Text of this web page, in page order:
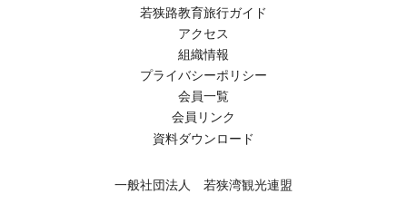
若狭路教育旅行ガイド
アクセス
組織情報
プライバシーポリシー
会員一覧
会員リンク
資料ダウンロード
一般社団法人 若狭湾観光連盟